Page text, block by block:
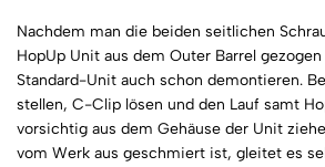
Nachdem man die beiden seitlichen
HopUp Unit aus dem Outer Barrel
Standard-Unit auch schon demontieren.
stellen, C-Clip lösen und den Lauf samt
vorsichtig aus dem Gehäuse der Unit
vom Werk aus geschmiert ist, gleitet es